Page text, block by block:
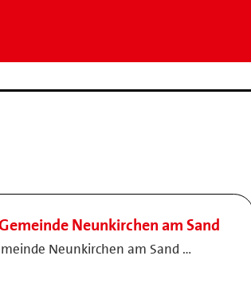
Neunkirchen am Sand
Neunkirchen am Sand …